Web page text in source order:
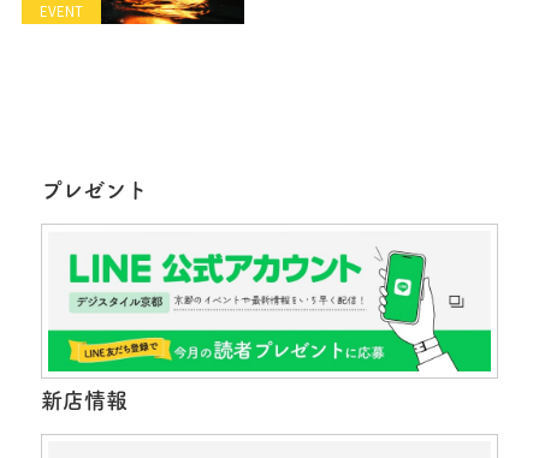
EVENT
プレゼント
新店情報